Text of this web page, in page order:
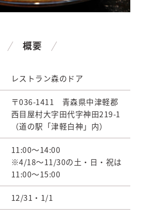
概要
レストラン森のドア
〒036-1411 青森県中津軽郡
西目屋村大字田代字神田219-1
（道の駅「津軽白神」内）
11:00～14:00
※4/18～11/30の土・日・祝は
11:00～15:00
12/31・1/1